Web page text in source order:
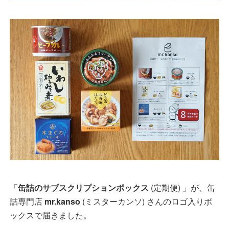
「缶詰のサブスクリプションボックス (定期便) 」が、缶
詰専門店 mr.kanso (ミスターカンソ) さんのロゴ入りボ
ックスで届きました。